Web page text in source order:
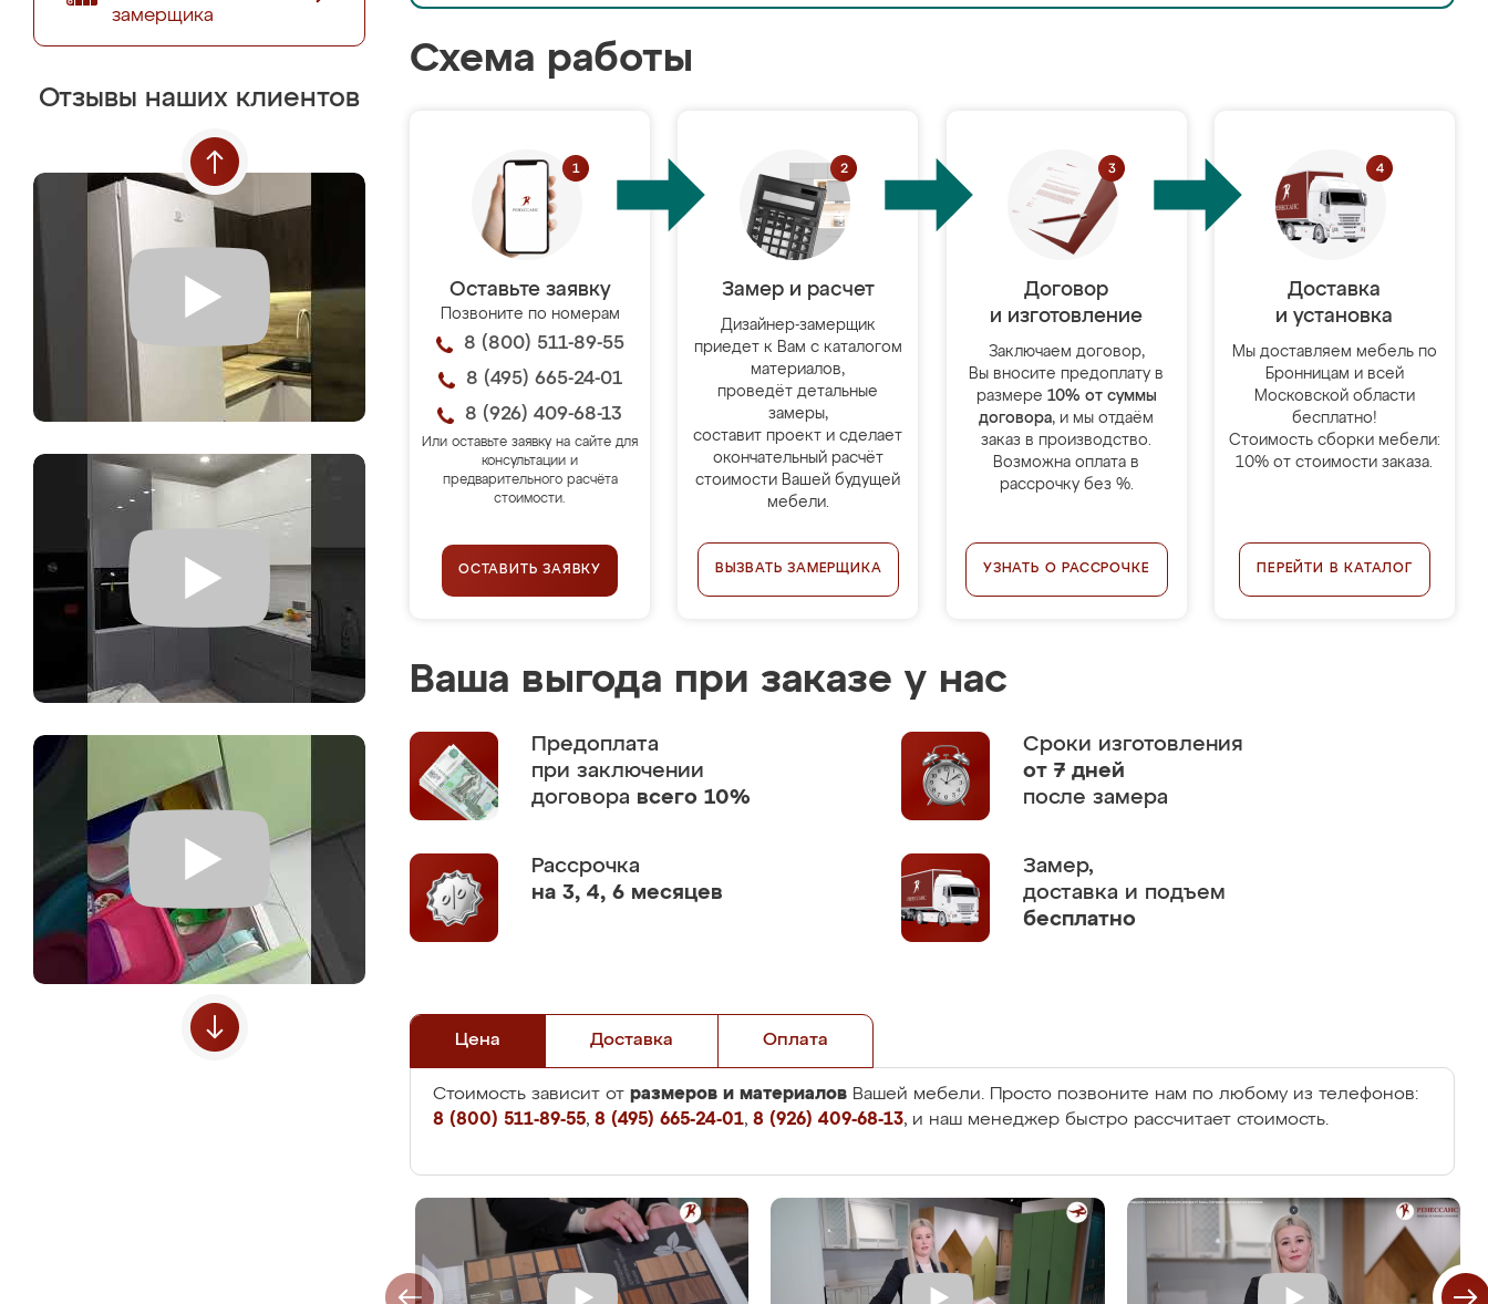
замерщика
Отзывы наших клиентов
Схема работы
Оставьте заявку
Позвоните по номерам
8 (800) 511-89-55
8 (495) 665-24-01
8 (926) 409-68-13
Или оставьте заявку на сайте для
консультации и
предварительного расчёта
стоимости.
ОСТАВИТЬ ЗАЯВКУ
Замер и расчет
Дизайнер-замерщик
приедет к Вам с каталогом
материалов,
проведёт детальные
замеры,
составит проект и сделает
окончательный расчёт
стоимости Вашей будущей
мебели.
ВЫЗВАТЬ ЗАМЕРЩИКА
Договор
и изготовление
Заключаем договор,
Вы вносите предоплату в
размере 10% от суммы
договора, и мы отдаём
заказ в производство.
Возможна оплата в
рассрочку без %.
УЗНАТЬ О РАССРОЧКЕ
Доставка
и установка
Мы доставляем мебель по
Бронницам и всей
Московской области
бесплатно!
Стоимость сборки мебели:
10% от стоимости заказа.
ПЕРЕЙТИ В КАТАЛОГ
Ваша выгода при заказе у нас
Предоплата
при заключении
договора всего 10%
Сроки изготовления
от 7 дней
после замера
Рассрочка
на 3, 4, 6 месяцев
Замер,
доставка и подъем
бесплатно
Цена Доставка Оплата
Стоимость зависит от размеров и материалов Вашей мебели. Просто позвоните нам по любому из телефонов:
8 (800) 511-89-55, 8 (495) 665-24-01, 8 (926) 409-68-13, и наш менеджер быстро рассчитает стоимость.